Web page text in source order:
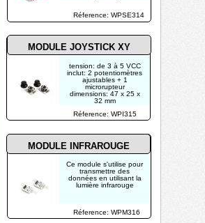
niveau de sortie: haut =
3 V, bas = 0 V
tension: de 3 à 5 VCC
inclut: 2 potentiomètres
ajustables + 1
microrupteur
dimensions: 47 x 25 x
32 mm
Ce module s'utilise pour
transmettre des
données en utilisant la
lumière infrarouge
Réference: WPI315
Réference: WPSE314
Réference: WPM316
MODULE JOYSTICK XY
MODULE INFRAROUGE